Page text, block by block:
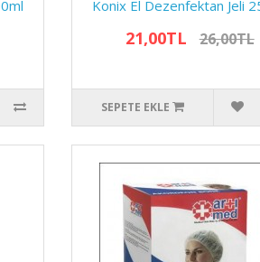
Konix El Dezenfektan Jeli
21,00TL 26,00TL
SEPETE EKLE